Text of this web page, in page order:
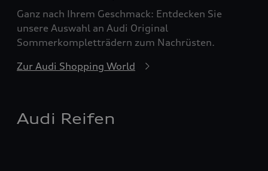
Ganz nach Ihrem Geschmack: Entdecken Sie
unsere Auswahl an Audi Original
Sommerkompletträdern zum Nachrüsten.
Zur Audi Shopping World
Audi Reifen